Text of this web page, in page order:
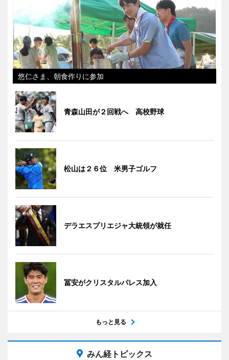
悠仁さま、朝食作りに参加
青森山田が２回戦へ 高校野球
松山は２６位 米男子ゴルフ
デラエスプリエジャ大統領が就任
冨安がクリスタルパレス加入
もっと見る
みん経トピックス